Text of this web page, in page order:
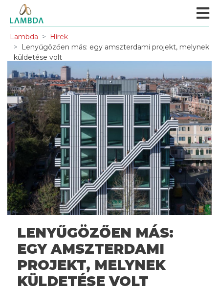
Lambda
Hírek
Lenyűgözően más: egy amszterdami projekt, melynek
küldetése volt
LENYŰGÖZŐEN MÁS:
EGY AMSZTERDAMI
PROJEKT, MELYNEK
KÜLDETÉSE VOLT